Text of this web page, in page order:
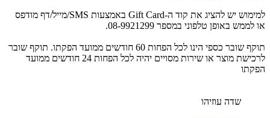
למימוש יש להציג את קוד ה-Gift Card באמצעות SMS/מייל/דף מודפס
או לממש באופן טלפוני במספר 08-9921299.
תוקף שובר כספי הינו לכל הפחות 60 חודשים ממועד הפקתו. תוקף שובר
לרכישת מוצר או שירות מסויים יהיה לכל הפחות 24 חודשים ממועד
הפקתו
שדה עוזיהו